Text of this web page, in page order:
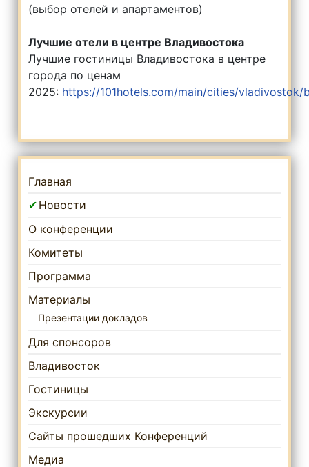
Главная
Новости
О конференции
Комитеты
Программа
Материалы
Презентации докладов
Для спонсоров
Владивосток
Гостиницы
Экскурсии
Сайты прошедших Конференций
Медиа
(выбор отелей и апартаментов)
Лучшие отели в центре Владивостока
Лучшие гостиницы Владивостока в центре
города по ценам
2025: https://101hotels.com/main/cities/vladivostok/